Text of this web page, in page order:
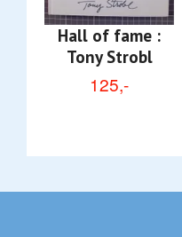
Hall of fame :
Tony Strobl
125,-